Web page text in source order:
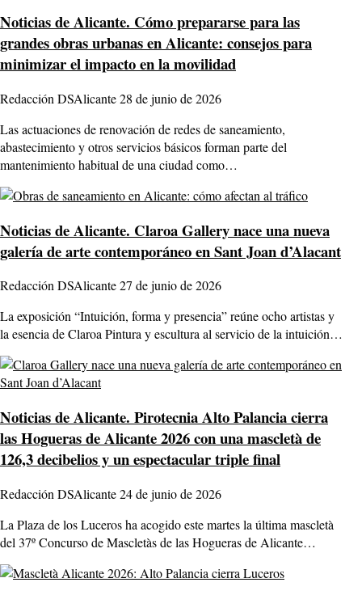
Noticias de Alicante. Cómo prepararse para las
grandes obras urbanas en Alicante: consejos para
minimizar el impacto en la movilidad
Redacción DSAlicante28 de junio de 2026
Las actuaciones de renovación de redes de saneamiento,
abastecimiento y otros servicios básicos forman parte del
mantenimiento habitual de una ciudad como…
Noticias de Alicante. Claroa Gallery nace una nueva
galería de arte contemporáneo en Sant Joan d’Alacant
Redacción DSAlicante27 de junio de 2026
La exposición “Intuición, forma y presencia” reúne ocho artistas y
la esencia de Claroa Pintura y escultura al servicio de la intuición…
Noticias de Alicante. Pirotecnia Alto Palancia cierra
las Hogueras de Alicante 2026 con una mascletà de
126,3 decibelios y un espectacular triple final
Redacción DSAlicante24 de junio de 2026
La Plaza de los Luceros ha acogido este martes la última mascletà
del 37º Concurso de Mascletàs de las Hogueras de Alicante…